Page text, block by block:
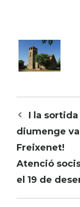
Navegació
per
entrades
I la
diumenge
Freixenet!
Atenció
el 19 de